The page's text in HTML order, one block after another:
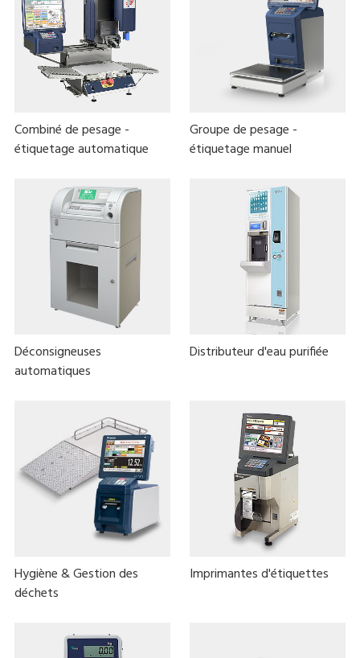
Combiné de pesage -
étiquetage automatique
Groupe de pesage -
étiquetage manuel
Déconsigneuses
automatiques
Distributeur d'eau purifiée
Hygiène & Gestion des
déchets
Imprimantes d'étiquettes